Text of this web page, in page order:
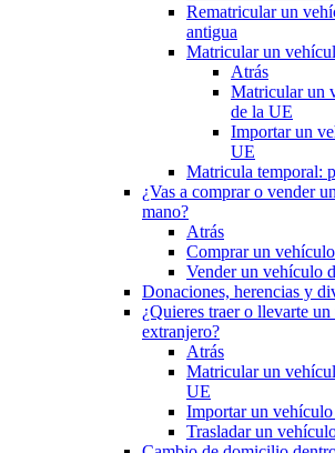
Rematricular un
antigua
Matricular un
Atrás
Matricular un
de la UE
Importar un
UE
Matricula temporal:
¿Vas a comprar o vender
mano?
Atrás
Comprar un
Vender un vehículo
Donaciones, herencias y
¿Quieres traer o llevarte
extranjero?
Atrás
Matricular un
UE
Importar un
Trasladar un